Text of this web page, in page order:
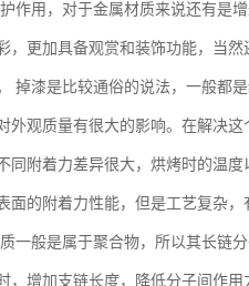
作用，对于金属材质来说还有是
更加具备观赏和装饰功能，当
掉漆是比较通俗的说法，一般都
观质量有很大的影响。在解决
附着力差异很大，烘烤时的温
的附着力性能，但是工艺复杂
般是属于聚合物，所以其长链
增加支链长度，降低分子间作